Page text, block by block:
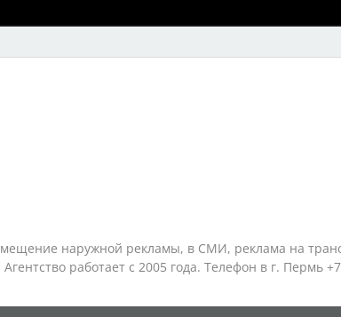
наружной рекламы, в СМИ, реклама на
работает с 2005 года. Телефон в г. Пермь